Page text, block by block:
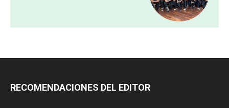
RECOMENDACIONES DEL EDITOR